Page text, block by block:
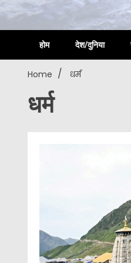
Uttarakhand Hindi News
होम देश/दुनिया
Home धर्म
धर्म